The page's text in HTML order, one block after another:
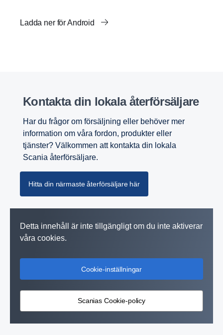
Ladda ner för Android
Kontakta din lokala återför­säl­jare
Har du frågor om försäljning eller behöver mer
information om våra fordon, produkter eller
tjänster? Välkommen att kontakta din lokala
Scania återförsäljare.
Hitta din närmaste återförsäljare här
Detta innehåll är inte tillgängligt om du inte aktiverar
våra cookies.
Cookie-inställningar
Scanias Cookie-policy